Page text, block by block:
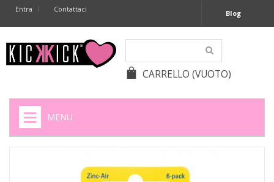
Entra Contattaci Blog
CARRELLO (VUOTO)
MENU
SIGARETTE ELETTRONICHE